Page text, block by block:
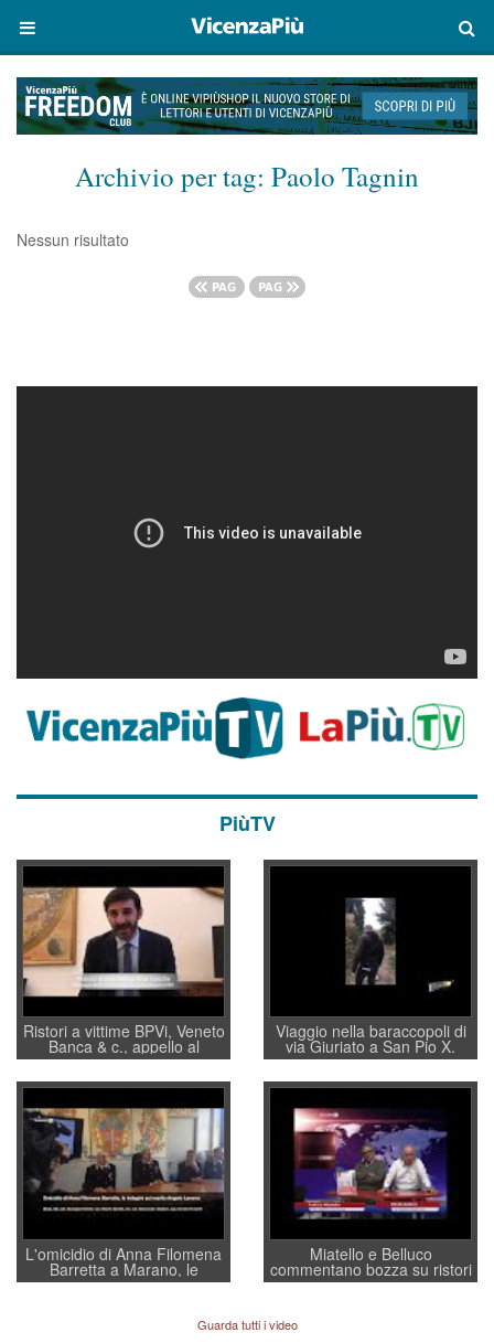
Archivio per tag: Paolo Tagnin
Nessun risultato
PiùTV
Ristori a vittime BPVi, Veneto
Banca & c., appello al
sottosegretario Alessio
Villarosa: per mettere ordine
convochi con Di Maio CNCU
a supporto della cabina di
regia al Mef
Viaggio nella baraccopoli di
via Giuriato a San Pio X.
Vicenza ai Vicentini: “faremo
un regalo di Natale ai
residenti”
L'omicidio di Anna Filomena
Barretta a Marano, le
indagini dei carabinieri di
quelle di... Barbara D'Urso
Miatello e Belluco
commentano bozza su ristori
BPVi e Veneto Banca
Guarda tutti i video